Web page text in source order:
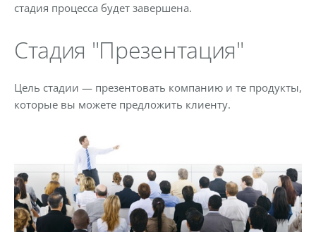
стадия процесса будет завершена.
Стадия "Презентация"
Цель стадии — презентовать компанию и те продукты,
которые вы можете предложить клиенту.